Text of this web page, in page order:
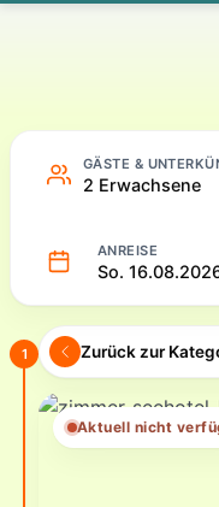
GÄSTE &
2 Erwachsene
ANREISE
So.
1 Zurück zur
Aktuell nicht